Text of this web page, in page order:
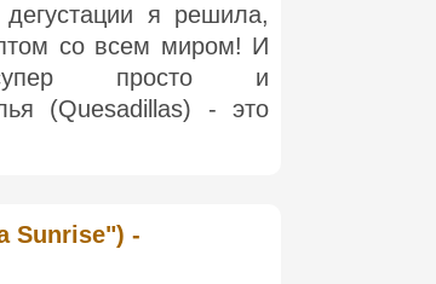
я решила,
со всем миром! И
просто и
(Quesadillas) - это
Sunrise") -